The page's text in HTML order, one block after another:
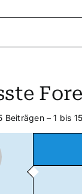
Beiträgen – 1 bis